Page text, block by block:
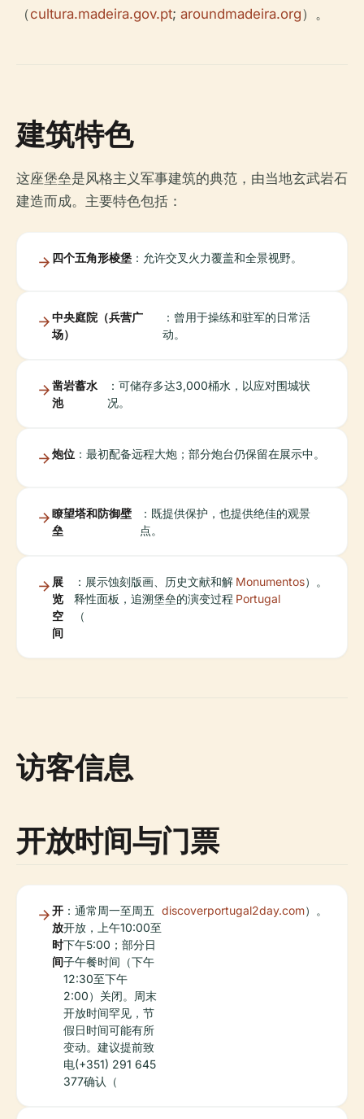
（cultura.madeira.gov.pt; aroundmadeira.org）。
建筑特色
这座堡垒是风格主义军事建筑的典范，由当地玄武岩石
建造而成。主要特色包括：
四个五角形棱堡 ：允许交叉火力覆盖和全景视野。
中央庭院（兵营广
场）
：曾用于操练和驻军的日常活
动。
凿岩蓄水
池
：可储存多达3,000桶水，以应对围城状
况。
炮位 ：最初配备远程大炮；部分炮台仍保留在展示中。
瞭望塔和防御壁
垒
：既提供保护，也提供绝佳的观景
点。
展
览
空
间
：展示蚀刻版画、历史文献和解
释性面板，追溯堡垒的演变过程
（
Monumentos
Portugal
）。
访客信息
开放时间与门票
开
放
时
间
：通常周一至周五
开放，上午10:00至
下午5:00；部分日
子午餐时间（下午
12:30至下午
2:00）关闭。周末
开放时间罕见，节
假日时间可能有所
变动。建议提前致
电(+351) 291 645
377确认（
discoverportugal2day.com）。